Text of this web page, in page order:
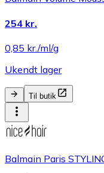
254 kr.
0,85 kr./ml/g
Ukendt lager
Til butik
Balmain Paris